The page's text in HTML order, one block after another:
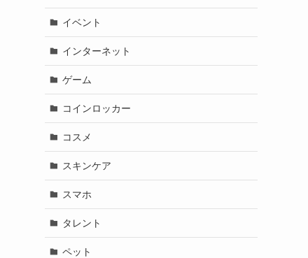
イベント
インターネット
ゲーム
コインロッカー
コスメ
スキンケア
スマホ
タレント
ペット